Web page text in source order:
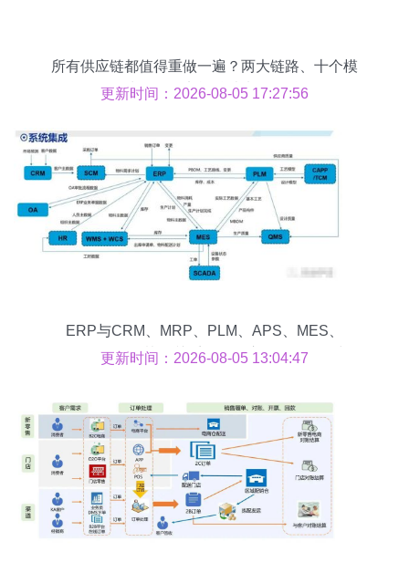
所有供应链都值得重做一遍？两大链路、十个模
块，最全实战总结来了！
更新时间：2026-08-05 17:27:56
ERP与CRM、MRP、PLM、APS、MES、
WMS、SRM的协同关系及在供应链管理服务中的
更新时间：2026-08-05 13:04:47